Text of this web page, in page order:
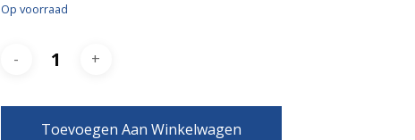
Op voorraad
Toevoegen Aan Winkelwagen